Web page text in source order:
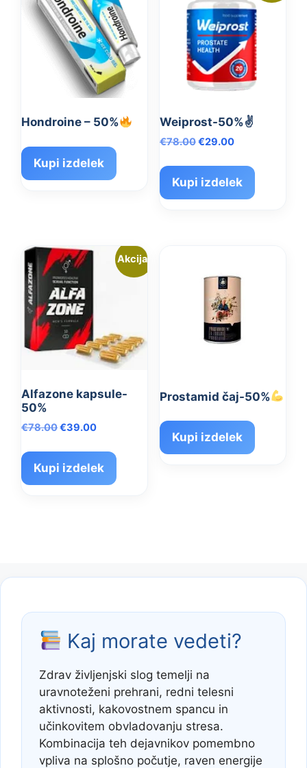
Hondroine – 50%
Kupi izdelek
Weiprost-50%✌️
€78.00Izvirna
je
bila:
€78.00.
€29.00Trenutna
je:
€29.00.
Kupi izdelek
Akcija!
Alfazone kapsule-
50%
€78.00Izvirna
je
bila:
€78.00.
€39.00Trenutna
je:
€39.00.
Kupi izdelek
Prostamid čaj-50%
Kupi izdelek
Kaj morate vedeti?
Zdrav življenjski slog temelji na
uravnoteženi prehrani, redni telesni
aktivnosti, kakovostnem spancu in
učinkovitem obvladovanju stresa.
Kombinacija teh dejavnikov pomembno
vpliva na splošno počutje, raven energije